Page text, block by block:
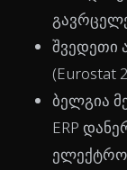
შვედეთი
(Eurostat
ბელგია
ERP